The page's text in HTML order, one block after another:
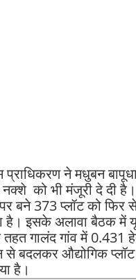
प्राधिकरण ने मधुबन
को भी मंजूरी दे दी
बने 373 प्लॉट को फिर
है। इसके अलावा बैठक में
तहत गालंद गांव में 0.431
से बदलकर औद्योगिक
है।